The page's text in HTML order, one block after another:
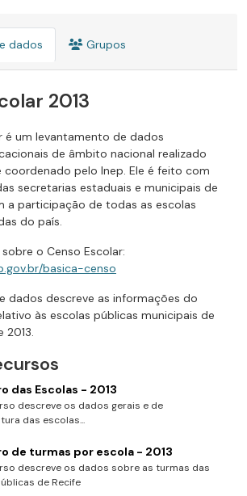
dados Grupos
2013
é um levantamento de dados
de âmbito nacional realizado
pelo Inep. Ele é feito com
secretarias estaduais e municipais de
a participação de todas as escolas
do país.
o Censo Escolar:
basica-censo
dados descreve as informações do
às escolas públicas municipais de
2013.
das Escolas - 2013
descreve os dados gerais e de
das escolas...
de turmas por escola - 2013
descreve os dados sobre as turmas das
de Recife